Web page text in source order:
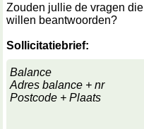
Zouden jullie de vragen
willen beantwoorden?
Sollicitatiebrief:
Balance
Adres balance + nr
Postcode + Plaats